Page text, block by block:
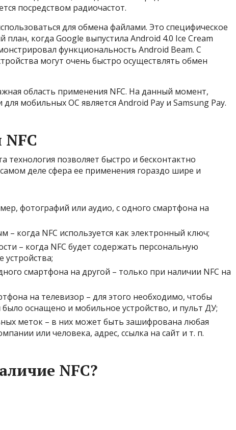
посредством радиочастот.
для обмена файлами. Это специфическое
когда Google выпустила Android 4.0 Ice Cream
функциональность Android Beam. С
могут очень быстро осуществлять обмен
область применения NFC. На данный момент,
мобильных ОС является Android Pay и Samsung Pay.
позволяет быстро и бесконтактно
деле сфера ее применения гораздо шире и
фотографий или аудио, с одного смартфона на
– когда NFC используется как электронный ключ;
– когда NFC будет содержать персональную
смартфона на другой – только при наличии NFC на
на телевизор – для этого необходимо, чтобы
оснащено и мобильное устройство, и пульт ДУ;
меток – в них может быть зашифрована любая
или человека, адрес, ссылка на сайт и т. п.
NFC?